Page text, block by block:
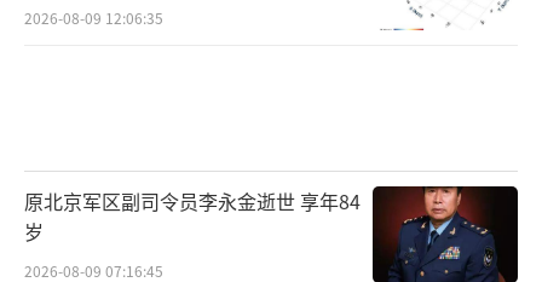
2026-08-09 12:06:35
原北京军区副司令员李永金逝世 享年84
岁
2026-08-09 07:16:45